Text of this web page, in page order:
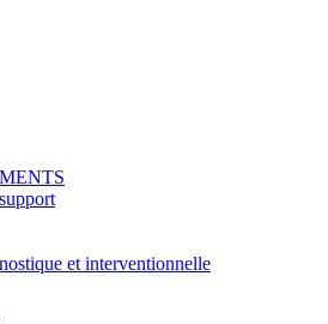
et interventionnelle